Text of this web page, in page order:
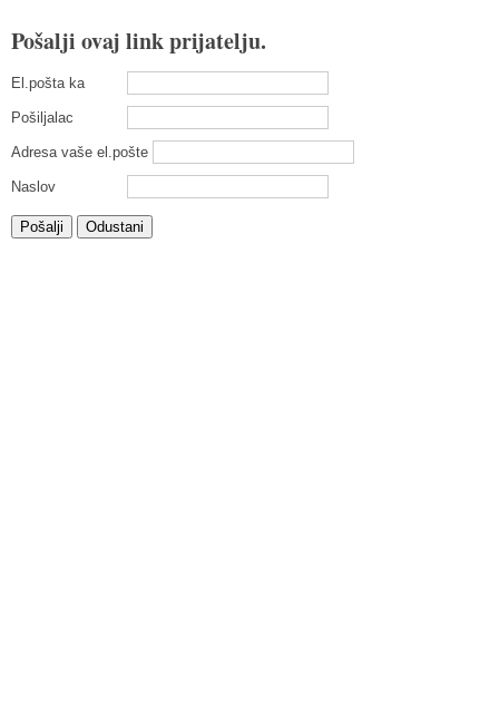
Pošalji ovaj link prijatelju.
El.pošta ka
Pošiljalac
Adresa vaše el.pošte
Naslov
Pošalji Odustani